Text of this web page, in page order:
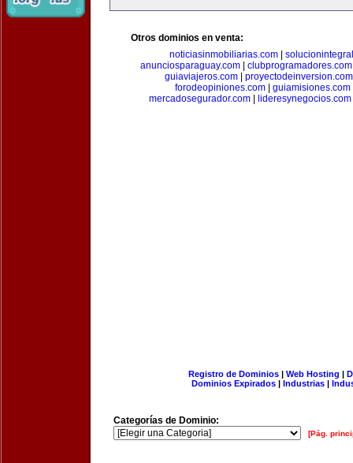
Otros dominios en venta:
noticiasinmobiliarias.com
anunciosparaguay.com
clubprogramadores.com
guiaviajeros.com| proyectodeinversion.com
forodeopiniones.com
guiamisiones.com
mercadosegurador.com
lideresynegocios.com
Registro de Dominios| Web Hosting |
Dominios Expirados | Industrias |
Categorías de Dominio:
[Pág.